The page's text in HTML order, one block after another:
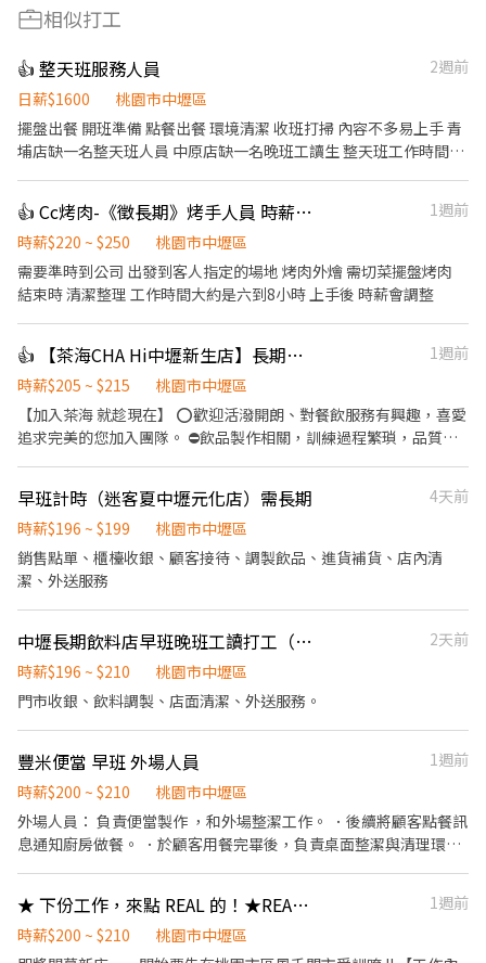
相似打工
👍 整天班服務人員
2週前
日薪$1600
桃園市中壢區
擺盤出餐 開班準備 點餐出餐 環境清潔 收班打掃 內容不多易上手 青
埔店缺一名整天班人員 中原店缺一名晚班工讀生 整天班工作時間
👍 Cc烤肉-《徵長期》烤手人員 時薪220-250
1週前
時薪$220 ~ $250
桃園市中壢區
需要準時到公司 出發到客人指定的場地 烤肉外燴 需切菜擺盤烤肉
結束時 清潔整理 工作時間大約是六到8小時 上手後 時薪會調整
👍 【茶海CHA Hi中壢新生店】長期早晚班兼職人員(假日班）
1週前
時薪$205 ~ $215
桃園市中壢區
【加入茶海 就趁現在】 ⭕️歡迎活潑開朗、對餐飲服務有興趣，喜愛
追求完美的您加入團隊。 ⛔️飲品製作相關，訓練過程繁瑣，品質控
銀處理】 進行顧客結帳，維持現金收據整齊與準確 【環境清潔】 清
洗餐具與吧台設備，保持工作區域整潔 【產品說明】 為顧客提供飲
品資訊與建議，協助選擇
早班計時（迷客夏中壢元化店）需長期
4天前
時薪$196 ~ $199
桃園市中壢區
銷售點單、櫃檯收銀、顧客接待、調製飲品、進貨補貨、店內清
潔、外送服務
中壢長期飲料店早班晚班工讀打工（需有機車駕照才可投履歷喔）
2天前
時薪$196 ~ $210
桃園市中壢區
門市收銀、飲料調製、店面清潔、外送服務。
豐米便當 早班 外場人員
1週前
時薪$200 ~ $210
桃園市中壢區
外場人員： 負責便當製作 ，和外場整潔工作。 ．後續將顧客點餐訊
息通知廚房做餐。 ．於顧客用餐完畢後，負責桌面整潔與清理環
★ 下份工作，來點 REAL 的！★REAL CAFÉ 中壢過嶺生活門市．兼職
1週前
時薪$200 ~ $210
桃園市中壢區